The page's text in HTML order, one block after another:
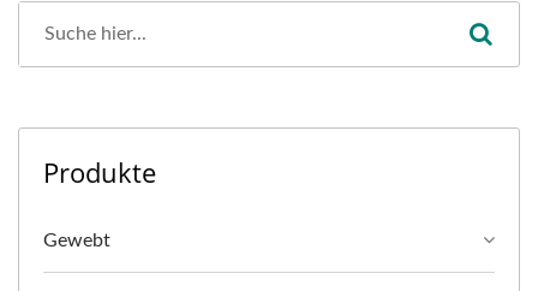
Produkte
Gewebt